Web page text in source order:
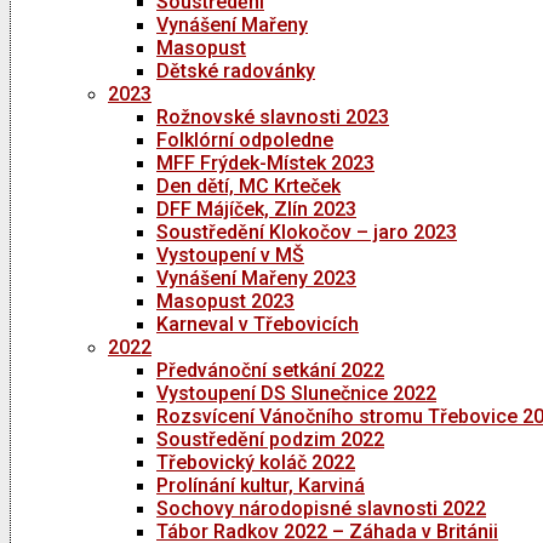
Vynášení Mařeny
Masopust
Dětské radovánky
2023
Rožnovské slavnosti 2023
Folklórní odpoledne
MFF Frýdek-Místek 2023
Den dětí, MC Krteček
DFF Májíček, Zlín 2023
Soustředění Klokočov – jaro 2023
Vystoupení v MŠ
Vynášení Mařeny 2023
Masopust 2023
Karneval v Třebovicích
2022
Předvánoční setkání 2022
Vystoupení DS Slunečnice 2022
Rozsvícení Vánočního stromu Třebovice
Soustředění podzim 2022
Třebovický koláč 2022
Prolínání kultur, Karviná
Sochovy národopisné slavnosti 2022
Tábor Radkov 2022 – Záhada v Británii